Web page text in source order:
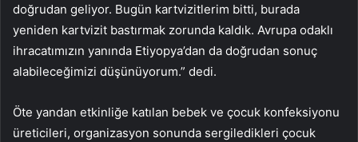
doğrudan geliyor. Bugün kartvizitlerim bitti, burada
yeniden kartvizit bastırmak zorunda kaldık. Avrupa odaklı
ihracatımızın yanında Etiyopya’dan da doğrudan sonuç
alabileceğimizi düşünüyorum.” dedi.
Öte yandan etkinliğe katılan bebek ve çocuk konfeksiyonu
üreticileri, organizasyon sonunda sergiledikleri çocuk